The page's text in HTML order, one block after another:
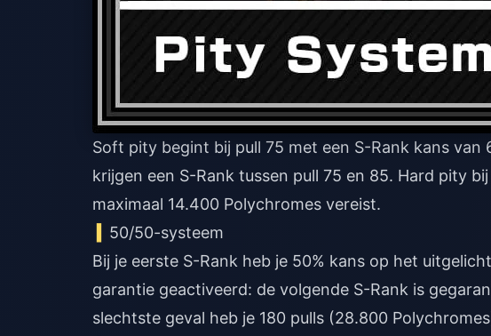
Soft pity begint bij pull 75 met een S-Rank kans van
krijgen een S-Rank tussen pull 75 en 85. Hard pity
maximaal 14.400 Polychromes vereist.
50/50-systeem
Bij je eerste S-Rank heb je 50% kans op het
garantie geactiveerd: de volgende S-Rank is
slechtste geval heb je 180 pulls (28.800